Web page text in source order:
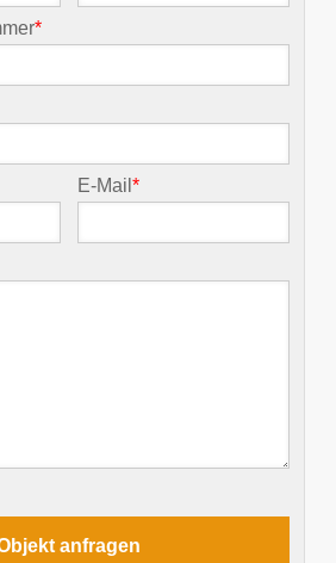
*
E-Mail*